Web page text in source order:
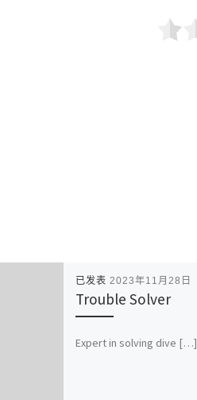
已发表 2023年11月28日
Trouble Solver
Expert in solving dive […]